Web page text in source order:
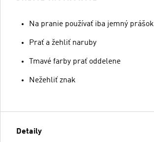
Na pranie používať iba jemný prášok
Prať a žehliť naruby
Tmavé farby prať oddelene
Nežehliť znak
Detaily